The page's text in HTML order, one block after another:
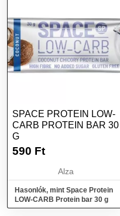
SPACE PROTEIN LOW-
CARB PROTEIN BAR 30
G
590 Ft
Alza
Hasonlók, mint Space Protein
LOW-CARB Protein bar 30 g